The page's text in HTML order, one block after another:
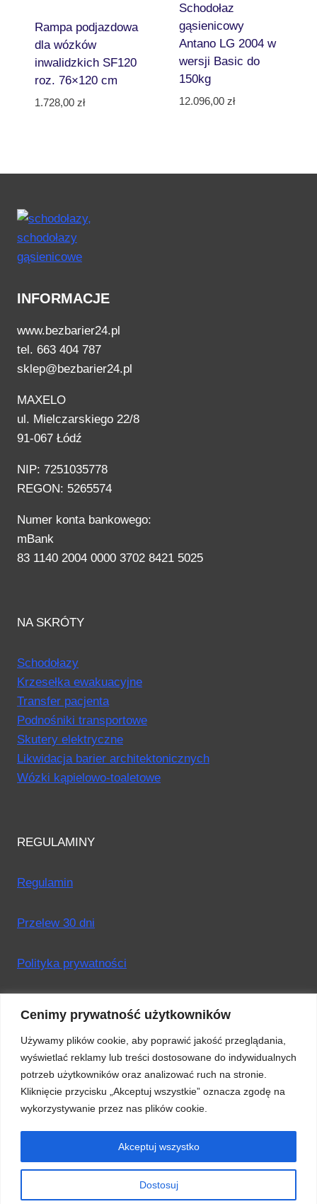
Cenimy prywatność użytkowników
Używamy plików cookie, aby poprawić jakość przeglądania,
wyświetlać reklamy lub treści dostosowane do indywidualnych
potrzeb użytkowników oraz analizować ruch na stronie.
Kliknięcie przycisku „Akceptuj wszystkie” oznacza zgodę na
wykorzystywanie przez nas plików cookie.
Dostosuj
Akceptuj wszystko
Rampa podjazdowa
dla wózków
inwalidzkich SF120
roz. 76×120 cm
1.728,00 zł
Schodołaz
gąsienicowy
Antano LG 2004 w
wersji Basic do
150kg
12.096,00 zł
INFORMACJE
www.bezbarier24.pl
tel. 663 404 787
sklep@bezbarier24.pl
MAXELO
ul. Mielczarskiego 22/8
91-067 Łódź
NIP: 7251035778
REGON: 5265574
Numer konta bankowego:
mBank
83 1140 2004 0000 3702 8421 5025
NA SKRÓTY
Schodołazy
Krzesełka ewakuacyjne
Transfer pacjenta
Podnośniki transportowe
Skutery elektryczne
Likwidacja barier architektonicznych
Wózki kąpielowo-toaletowe
REGULAMINY
Regulamin
Przelew 30 dni
Polityka prywatności
Mapa strony
COPYRIGHT MAXELO ® 2023 ALL RIGHTS